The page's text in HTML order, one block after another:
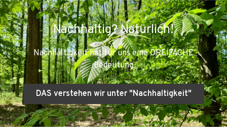
Nachhaltig? Natürlich!
Nachhaltigkeit hat für uns eine DREIFACHE
Bedeutung
DAS verstehen wir unter "Nachhaltigkeit"